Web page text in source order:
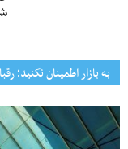
به بازار اطمینان نکنید؛